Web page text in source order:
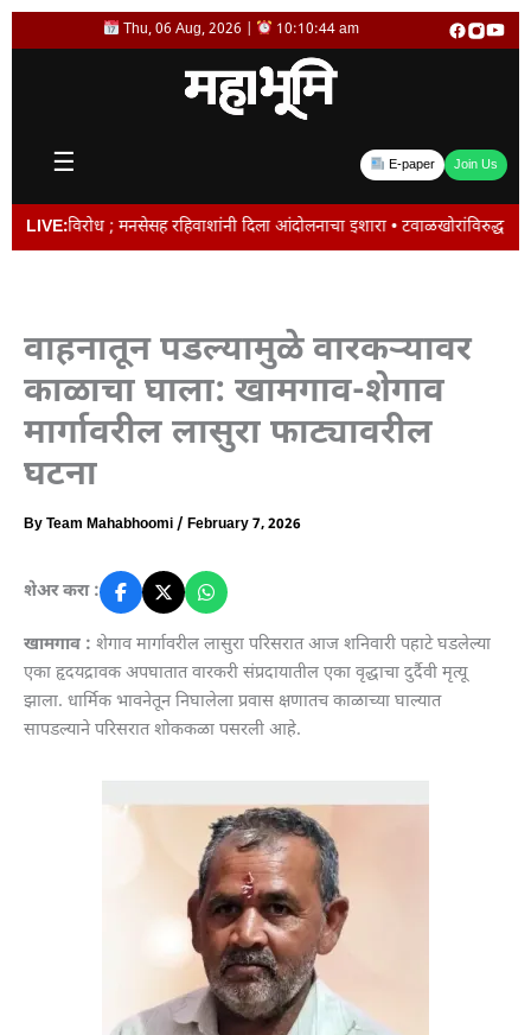
Skip
Thu, 06 Aug, 2026 | 10:10:44 am
☰ E-paper Join Us
LIVE:; मनसेसह रहिवाशांनी दिला आंदोलनाचा इशारा • टवाळखोरांविरुद्ध
वाहनातून पडल्यामुळे वारकऱ्यावर
काळाचा घाला: खामगाव-शेगाव
मार्गावरील लासुरा फाट्यावरील
घटना
ByTeam Mahabhoomi/ February 7, 2026
शेअर करा :
खामगाव : शेगाव मार्गावरील लासुरा परिसरात आज शनिवारी पहाटे घडलेल्या
एका हृदयद्रावक अपघातात वारकरी संप्रदायातील एका वृद्धाचा दुर्दैवी मृत्यू
झाला. धार्मिक भावनेतून निघालेला प्रवास क्षणातच काळाच्या घाल्यात
सापडल्याने परिसरात शोककळा पसरली आहे.